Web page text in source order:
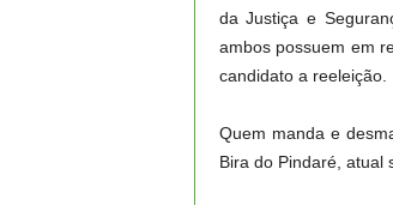
da Justiça e
ambos possuem em
candidato a reeleição.
Quem manda e
Bira do Pindaré, atual